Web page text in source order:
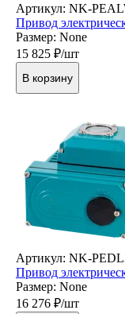
Артикул: NK-
Привод
Размер: None
15 825 ₽/шт
В корзину
Артикул: NK-
Привод
Размер: None
16 276 ₽/шт